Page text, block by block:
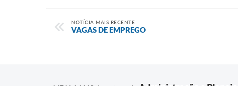
NOTÍCIA MAIS RECENTE
VAGAS DE EMPREGO